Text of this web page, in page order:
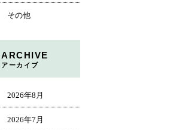
その他
ARCHIVE
アーカイブ
2026年8月
2026年7月